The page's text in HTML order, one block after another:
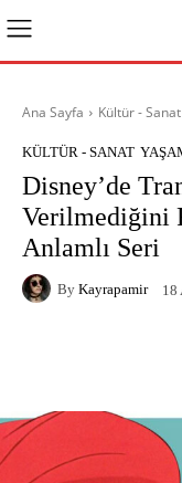
Ana Sayfa Kültür - Sanat
KÜLTÜR - SANAT
Disney’de
Verilmediğini
Anlamlı Seri
By Kayrapamir 18